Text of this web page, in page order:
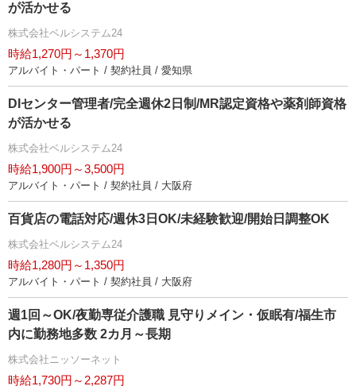
が活かせる
株式会社ベルシステム24
時給1,270円～1,370円
アルバイト・パート / 契約社員 / 愛知県
DIセンター管理者/完全週休2日制/MR認定資格や薬剤師資格
が活かせる
株式会社ベルシステム24
時給1,900円～3,500円
アルバイト・パート / 契約社員 / 大阪府
百貨店の電話対応/週休3日OK/未経験歓迎/開始日調整OK
株式会社ベルシステム24
時給1,280円～1,350円
アルバイト・パート / 契約社員 / 大阪府
週1回～OK/夜勤専従介護職 見守りメイン・仮眠有/福生市
内に勤務地多数 2カ月～長期
株式会社ニッソーネット
時給1,730円～2,287円